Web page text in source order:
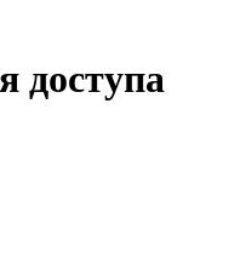
доступа